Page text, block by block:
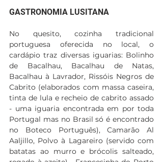
GASTRONOMIA LUSITANA
No quesito, cozinha tradicional
portuguesa oferecida no local, o
cardápio traz diversas iguarias: Bolinho
de Bacalhau, Bacalhau de Natas,
Bacalhau à Lavrador, Rissóis Negros de
Cabrito (elaborados com massa caseira,
tinta de lula e recheio de cabrito assado
- uma iguaria encontrada em por toda
Portugal mas no Brasil só é encontrado
no Boteco Português), Camarão Al
Aaljillo, Polvo à Lagareiro (servido com
batatas ao murro e brócolis salteado,